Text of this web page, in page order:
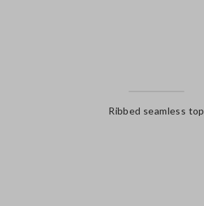
Ribbed seamless top